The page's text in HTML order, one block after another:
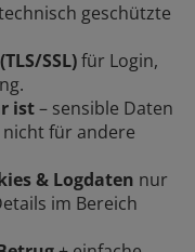
geschützte
SSL)für Login,
ist– sensible Daten
nicht für andere
& Logdaten nur
im Bereich